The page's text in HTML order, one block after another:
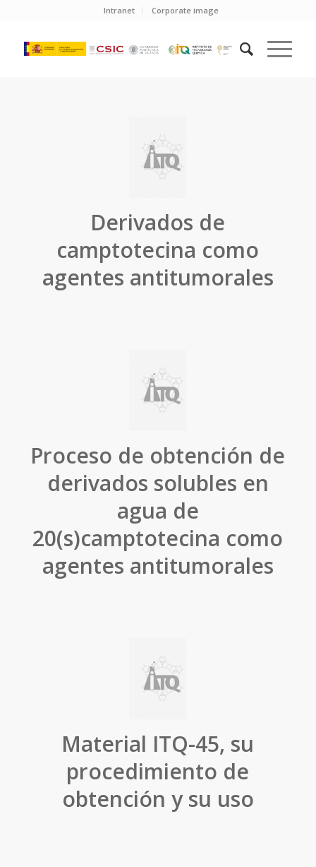
Intranet Corporate image
Derivados de
camptotecina como
agentes antitumorales
Proceso de obtención de
derivados solubles en
agua de
20(s)camptotecina como
agentes antitumorales
Material ITQ-45, su
procedimiento de
obtención y su uso